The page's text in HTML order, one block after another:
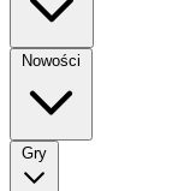
Nowości
Gry